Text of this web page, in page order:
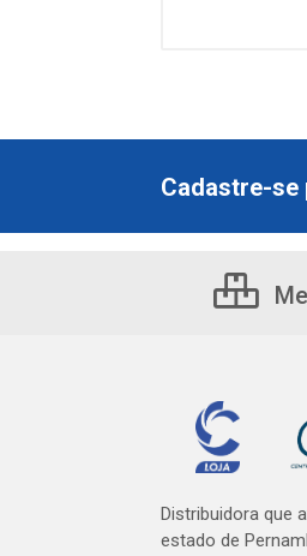
Cadastre-se
Distribuidora que
estado de